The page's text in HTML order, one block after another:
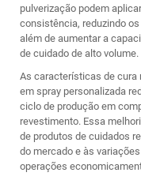
pulverização podem
consistência, reduzindo
além de aumentar a
de cuidado de alto volume.
As características de cura
em spray personalizada
ciclo de produção em
revestimento. Essa
de produtos de cuidados
do mercado e às
operações